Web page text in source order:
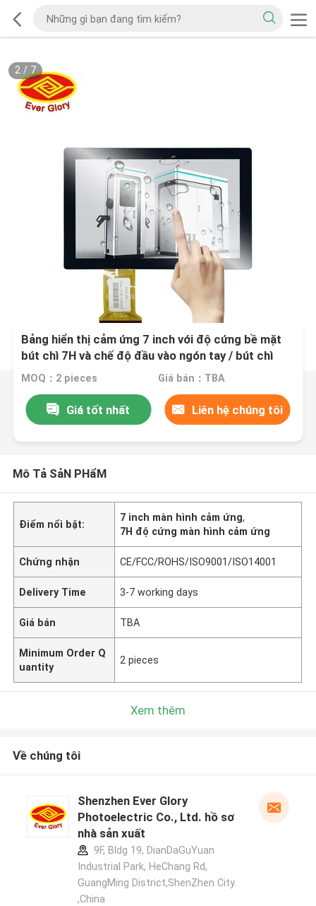
2/ 7
Bảng hiển thị cảm ứng 7 inch với độ cứng bề mặt
bút chì 7H và chế độ đầu vào ngón tay / bút chì
hoạt động
MOQ：2 pieces Giá bán：TBA
Giá tốt nhất Liên hệ chúng tôi
Mô Tả SảN PHẩM
Điểm nổi bật:
7 inch màn hình cảm ứng,
7H độ cứng màn hình cảm ứng
Chứng nhận CE/FCC/ROHS/ISO9001/ISO14001
Delivery Time 3-7 working days
Giá bán TBA
Minimum Order Q
uantity
2 pieces
Xem thêm
Về chúng tôi
Shenzhen Ever Glory
Photoelectric Co., Ltd. hồ sơ
nhà sản xuất
9F, Bldg 19, DianDaGuYuan
Industrial Park, HeChang Rd,
GuangMing District,ShenZhen City.
,China